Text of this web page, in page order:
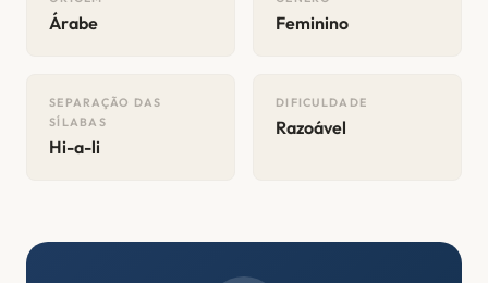
Árabe Feminino
SEPARAÇÃO DAS
SÍLABAS
Hi-a-li
DIFICULDADE
Razoável